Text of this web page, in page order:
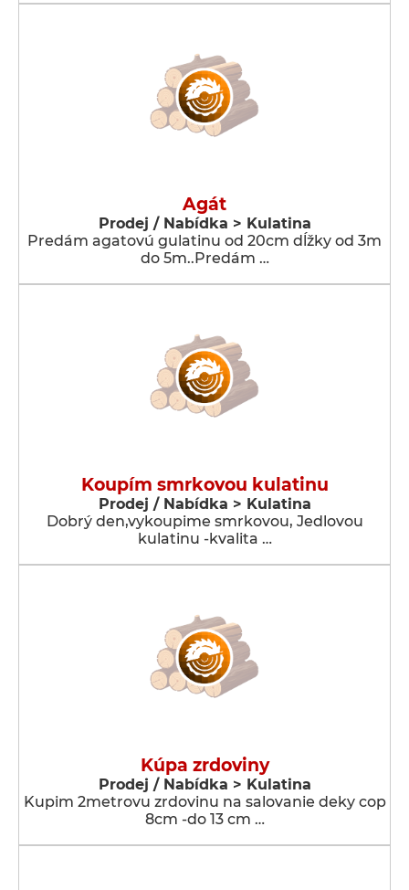
Agát
Prodej / Nabídka > Kulatina
Predám agatovú gulatinu od 20cm dĺžky od 3m
do 5m..Predám …
Koupím smrkovou kulatinu
Prodej / Nabídka > Kulatina
Dobrý den,vykoupime smrkovou, Jedlovou
kulatinu -kvalita …
Kúpa zrdoviny
Prodej / Nabídka > Kulatina
Kupim 2metrovu zrdovinu na salovanie deky cop
8cm -do 13 cm …